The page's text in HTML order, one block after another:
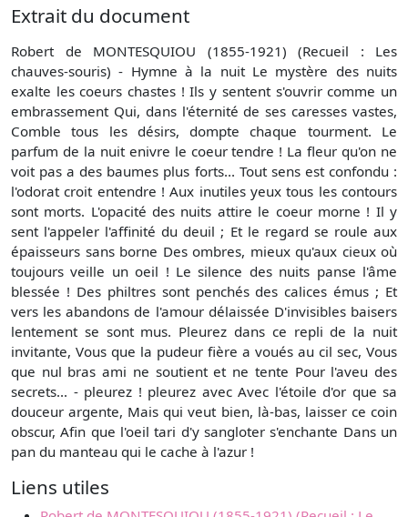
Extrait du document
Robert de MONTESQUIOU (1855-1921) (Recueil : Les
chauves-souris) - Hymne à la nuit Le mystère des nuits
exalte les coeurs chastes ! Ils y sentent s'ouvrir comme un
embrassement Qui, dans l'éternité de ses caresses vastes,
Comble tous les désirs, dompte chaque tourment. Le
parfum de la nuit enivre le coeur tendre ! La fleur qu'on ne
voit pas a des baumes plus forts... Tout sens est confondu :
l'odorat croit entendre ! Aux inutiles yeux tous les contours
sont morts. L'opacité des nuits attire le coeur morne ! Il y
sent l'appeler l'affinité du deuil ; Et le regard se roule aux
épaisseurs sans borne Des ombres, mieux qu'aux cieux où
toujours veille un oeil ! Le silence des nuits panse l'âme
blessée ! Des philtres sont penchés des calices émus ; Et
vers les abandons de l'amour délaissée D'invisibles baisers
lentement se sont mus. Pleurez dans ce repli de la nuit
invitante, Vous que la pudeur fière a voués au cil sec, Vous
que nul bras ami ne soutient et ne tente Pour l'aveu des
secrets... - pleurez ! pleurez avec Avec l'étoile d'or que sa
douceur argente, Mais qui veut bien, là-bas, laisser ce coin
obscur, Afin que l'oeil tari d'y sangloter s'enchante Dans un
pan du manteau qui le cache à l'azur !
Liens utiles